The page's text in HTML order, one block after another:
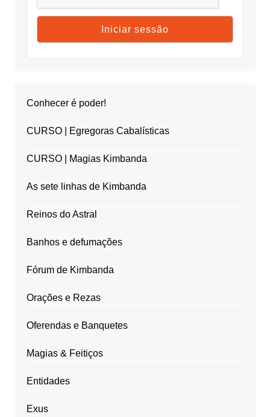
Conhecer é poder!
CURSO | Egregoras Cabalísticas
CURSO | Magias Kimbanda
As sete linhas de Kimbanda
Reinos do Astral
Banhos e defumações
Fórum de Kimbanda
Orações e Rezas
Oferendas e Banquetes
Magias & Feitiços
Entidades
Exus